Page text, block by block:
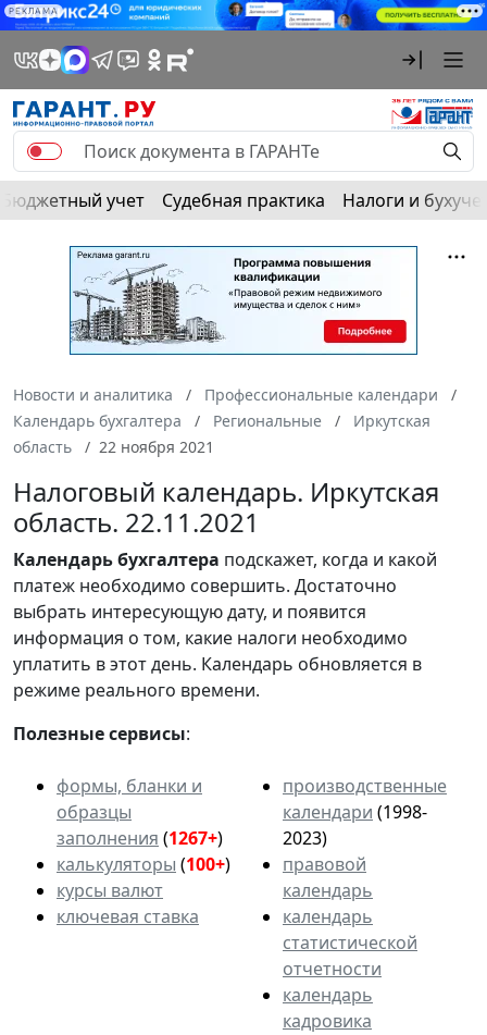
РЕКЛАМА
Бюджетный учет Судебная практика Налоги и
Новости и аналитика
Профессиональные календари
Календарь бухгалтера
Региональные
Иркутская
область
22 ноября 2021
Налоговый календарь. Иркутская
область. 22.11.2021
Календарьбухгалтера подскажет, когда и какой
платеж необходимо совершить. Достаточно
выбрать интересующую дату, и появится
информация о том, какие налоги необходимо
уплатить в этот день. Календарь обновляется в
режиме реального времени.
Полезные сервисы:
формы, бланки и
образцы
заполнения (1267+)
калькуляторы (100+)
курсы валют
ключевая ставка
производственные
календари (1998-
2023)
правовой
календарь
календарь
статистической
отчетности
календарь
кадровика